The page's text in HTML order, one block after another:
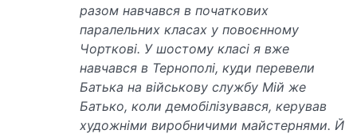
разом навчався в початкових
паралельних класах у повоєнному
Чорткові. У шостому класі я вже
навчався в Тернополі, куди перевели
Батька на військову службу Мій же
Батько, коли демобілізувався, керував
художніми виробничими майстернями. Й